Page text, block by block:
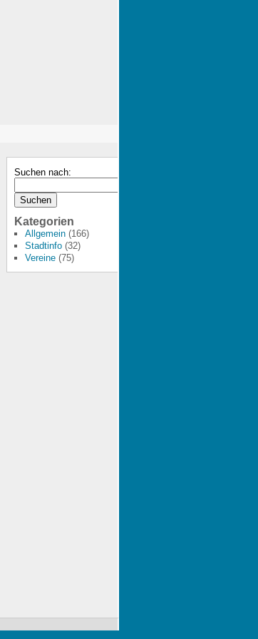
Suchen nach:
Kategorien
Allgemein (166)
Stadtinfo (32)
Vereine (75)